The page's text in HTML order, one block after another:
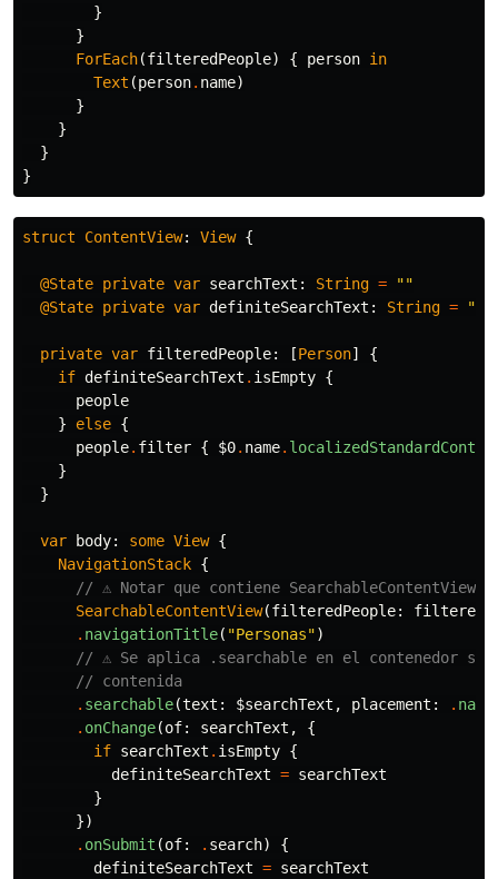
}
}
ForEach(filteredPeople) { person in
Text (person. name)
}
}
}
}
struct ContentView: View {
@State private var searchText : String =
""
@State private var definiteSearchText : String = ""
private var filteredPeople: [Person]
{
if definiteSearchText . isEmpty {
people
}
else {
people. filter { $0. name.
}
}
var body: some View {
NavigationStack {
// ⚠️ Notar que contiene SearchableContentView
SearchableContentView(filteredPeople:
. navigationTitle( "Personas")
// ⚠️ Se aplica .searchable en el contenedor
// contenida
. searchable(text : $searchText , placement : .
. onChange(of: searchText ,
{
if searchText . isEmpty {
definiteSearchText = searchText
}
})
. onSubmit (of: . search)
{
definiteSearchText = searchText